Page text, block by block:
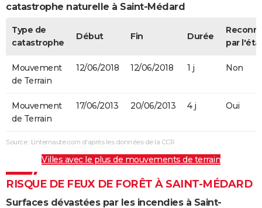
catastrophe naturelle à Saint-Médard
Type de
catastrophe
Début Fin Durée
par
Mouvement
de Terrain
12/06/2018 12/06/2018 1 j Non
Mouvement
de Terrain
17/06/2013 20/06/2013 4 j Oui
Source : Linternaute.com d'après les données de la CCR
Villes avec le plus de mouvements de terrain
RISQUE DE FEUX DE FORÊT À SAINT-MÉDARD
Surfaces dévastées par les incendies à Saint-